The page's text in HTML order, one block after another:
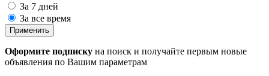
За 7 дней
За все время
Применить
Оформите подписку на поиск и получайте первым новые
объявления по Вашим параметрам